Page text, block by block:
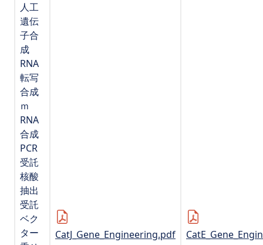
人工
遺伝
子合
成
RNA
転写
合成
ｍ
RNA
合成
PCR
受託
核酸
抽出
受託
ベク
ター
CatJ_Gene_Engineering.pdf